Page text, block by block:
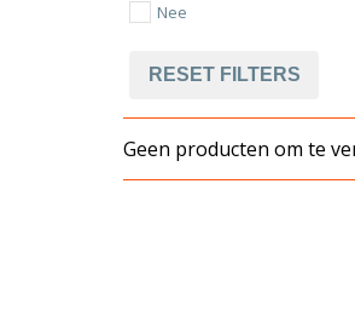
Nee
RESET FILTERS
Geen producten om te